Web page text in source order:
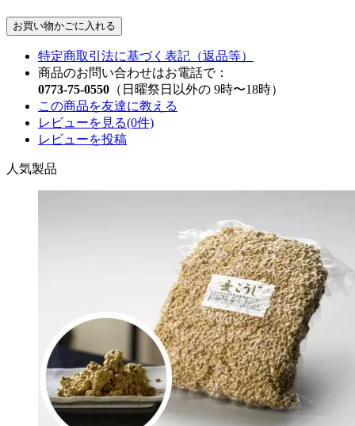
お買い物かごに入れる
特定商取引法に基づく表記（返品等）
商品のお問い合わせはお電話で：
0773-75-0550 （日曜祭日以外の 9時〜18時）
この商品を友達に教える
レビューを見る(0件)
レビューを投稿
人気製品